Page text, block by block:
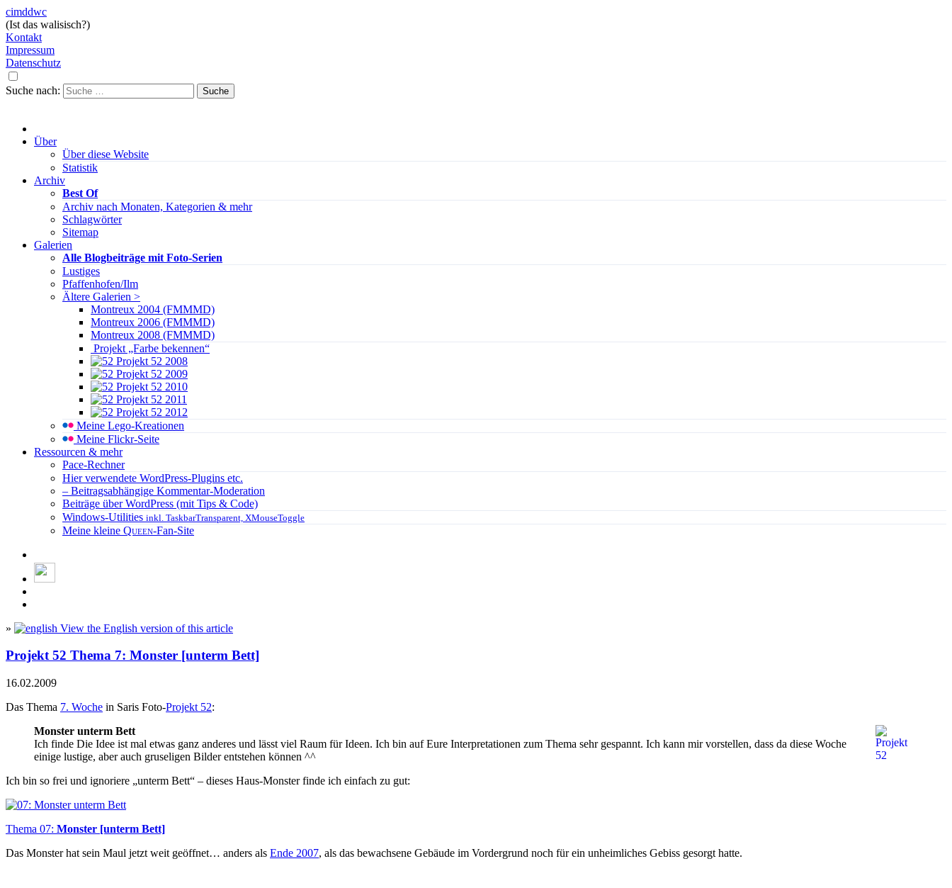
cimddwc
(Ist das walisisch?)
Kontakt
Impressum
Datenschutz
Suche nach:
Über
Über diese Website
Statistik
Archiv
Best Of
Archiv nach Monaten, Kategorien & mehr
Schlagwörter
Sitemap
Galerien
Alle Blogbeiträge mit Foto-Serien
Lustiges
Pfaffenhofen/Ilm
Ältere Galerien >
Montreux 2004 (FMMMD)
Montreux 2006 (FMMMD)
Montreux 2008 (FMMMD)
Projekt „Farbe bekennen“
Projekt 52 2008
Projekt 52 2009
Projekt 52 2010
Projekt 52 2011
Projekt 52 2012
Meine Lego-Kreationen
Meine Flickr-Seite
Ressourcen & mehr
Pace-Rechner
Hier verwendete WordPress-Plugins etc.
– Beitragsabhängige Kommentar-Moderation
Beiträge über WordPress (mit Tips & Code)
Windows-Utilities inkl. TaskbarTransparent, XMouseToggle
Meine kleine Queen-Fan-Site
» View the English version of this article
Projekt 52 Thema 7: Monster [unterm Bett]
16.02.2009
Das Thema 7. Woche in Saris Foto-Projekt 52:
Monster unterm Bett
Ich finde Die Idee ist mal etwas ganz anderes und lässt viel Raum für Ideen. Ich bin auf Eure Interpretationen zum Thema sehr gespannt. Ich kann mir vorstellen, dass da diese Woche
einige lustige, aber auch gruseligen Bilder entstehen können ^^
Ich bin so frei und ignoriere „unterm Bett“ – dieses Haus-Monster finde ich einfach zu gut:
Thema 07: Monster [unterm Bett]
Das Monster hat sein Maul jetzt weit geöffnet… anders als Ende 2007, als das bewachsene Gebäude im Vordergrund noch für ein unheimliches Gebiss gesorgt hatte.